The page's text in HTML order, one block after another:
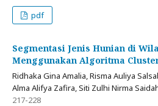
pdf
Segmentasi Jenis Hunian di
Menggunakan Algoritma
Ridhaka Gina Amalia, Risma Auliya
Alma Alifya Zafira, Siti Zulhi Nirma
217-228